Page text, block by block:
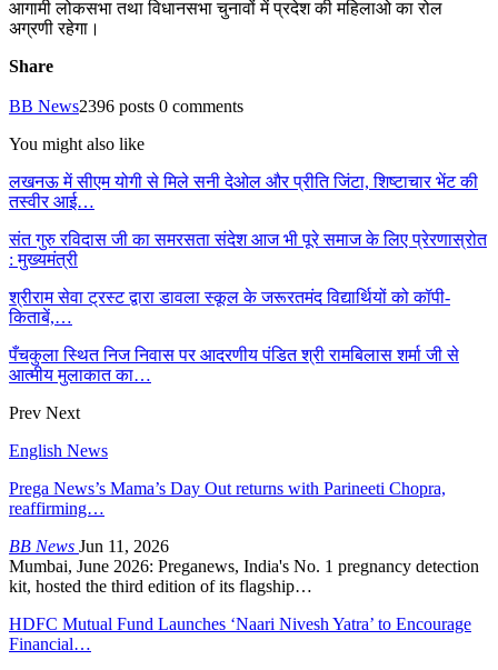
आगामी लोकसभा तथा विधानसभा चुनावों में प्रदेश की महिलाओ का रोल
अग्रणी रहेगा।
Share
BB News2396 posts 0 comments
You might also like
लखनऊ में सीएम योगी से मिले सनी देओल और प्रीति जिंटा, शिष्टाचार भेंट की
तस्वीर आई…
संत गुरु रविदास जी का समरसता संदेश आज भी पूरे समाज के लिए प्रेरणास्रोत
: मुख्यमंत्री
श्रीराम सेवा ट्रस्ट द्वारा डावला स्कूल के जरूरतमंद विद्यार्थियों को कॉपी-
किताबें,…
पँचकुला स्थित निज निवास पर आदरणीय पंडित श्री रामबिलास शर्मा जी से
आत्मीय मुलाकात का…
Prev Next
English News
Prega News’s Mama’s Day Out returns with Parineeti Chopra,
reaffirming…
BB News Jun 11, 2026
Mumbai, June 2026: Preganews, India's No. 1 pregnancy detection
kit, hosted the third edition of its flagship…
HDFC Mutual Fund Launches ‘Naari Nivesh Yatra’ to Encourage
Financial…